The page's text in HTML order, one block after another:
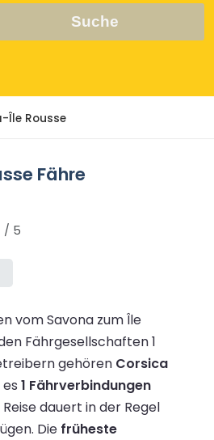
Suche
Île Rousse
Fähre
/ 5
vom Savona zum Île
Fährgesellschaften 1
gehören Corsica
1 Fährverbindungen
Reise dauert in der Regel
Die früheste